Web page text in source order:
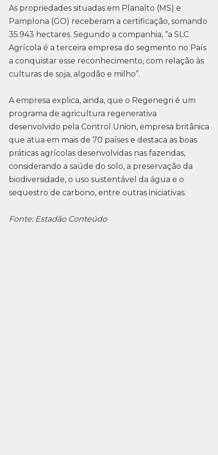
As propriedades situadas em Planalto (MS) e
Pamplona (GO) receberam a certificação, somando
35.943 hectares. Segundo a companhia, “a SLC
Agrícola é a terceira empresa do segmento no País
a conquistar esse reconhecimento, com relação às
culturas de soja, algodão e milho”.
A empresa explica, ainda, que o Regenegri é um
programa de agricultura regenerativa
desenvolvido pela Control Union, empresa britânica
que atua em mais de 70 países e destaca as boas
práticas agrícolas desenvolvidas nas fazendas,
considerando a saúde do solo, a preservação da
biodiversidade, o uso sustentável da água e o
sequestro de carbono, entre outras iniciativas.
Fonte: Estadão Conteúdo